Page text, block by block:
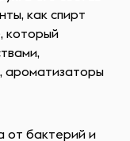
как спирт
который
ароматизаторы
от бактерий и